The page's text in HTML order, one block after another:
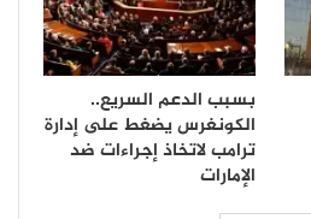
بسبب الدعم السريع..
الكونغرس يضغط على إدارة
ترامب لاتخاذ إجراءات ضد
الإمارات